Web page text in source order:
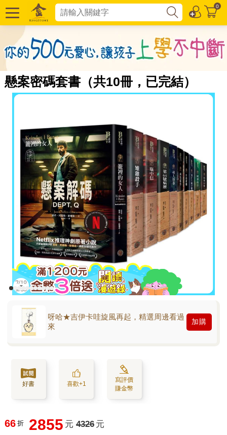
0
懸案密碼套書（共10冊，已完結）
呀哈★吉伊卡哇旋風再起，精選周邊看過
來
加購
好書 喜歡+1
寫評價
賺金幣
66 折 2855 元 4326 元